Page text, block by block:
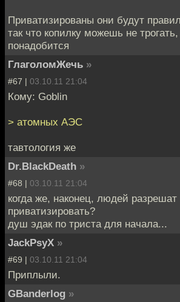
Приватизированы они будут
так что копилку можешь не
понадобится
ГлаголомЖечь »
#67 | 03.10.11 21:04
Кому: Goblin
> атомных АЭС
тавтология же
Dr.BlackDeath »
#68 | 03.10.11 21:04
когда же, наконец, людей разрешат
приватизировать?
душ эдак по триста для начала...
JackPsyX »
#69 | 03.10.11 21:04
Приплыли.
GBanderlog »